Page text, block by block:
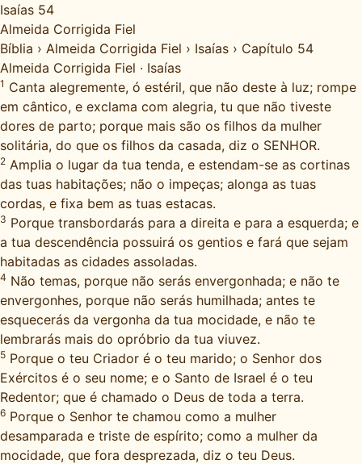
Isaías 54
Almeida Corrigida Fiel
Bíblia › Almeida Corrigida Fiel › Isaías › Capítulo 54
Almeida Corrigida Fiel · Isaías
1 Canta alegremente, ó estéril, que não deste à luz; rompe
em cântico, e exclama com alegria, tu que não tiveste
dores de parto; porque mais são os filhos da mulher
solitária, do que os filhos da casada, diz o SENHOR.
2 Amplia o lugar da tua tenda, e estendam-se as cortinas
das tuas habitações; não o impeças; alonga as tuas
cordas, e fixa bem as tuas estacas.
3 Porque transbordarás para a direita e para a esquerda; e
a tua descendência possuirá os gentios e fará que sejam
habitadas as cidades assoladas.
4 Não temas, porque não serás envergonhada; e não te
envergonhes, porque não serás humilhada; antes te
esquecerás da vergonha da tua mocidade, e não te
lembrarás mais do opróbrio da tua viuvez.
5 Porque o teu Criador é o teu marido; o Senhor dos
Exércitos é o seu nome; e o Santo de Israel é o teu
Redentor; que é chamado o Deus de toda a terra.
6 Porque o Senhor te chamou como a mulher
desamparada e triste de espírito; como a mulher da
mocidade, que fora desprezada, diz o teu Deus.